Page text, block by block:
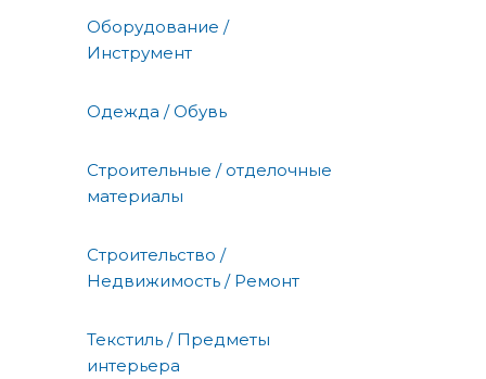
Оборудование /
Инструмент
Одежда / Обувь
Строительные / отделочные
материалы
Строительство /
Недвижимость / Ремонт
Текстиль / Предметы
интерьера